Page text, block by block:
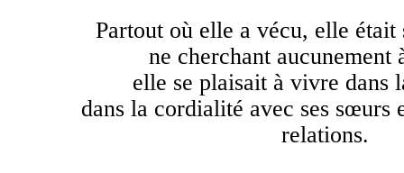
Partout où elle a vécu, elle
ne cherchant aucunement
elle se plaisait à vivre dans
dans la cordialité avec ses sœurs
relations.